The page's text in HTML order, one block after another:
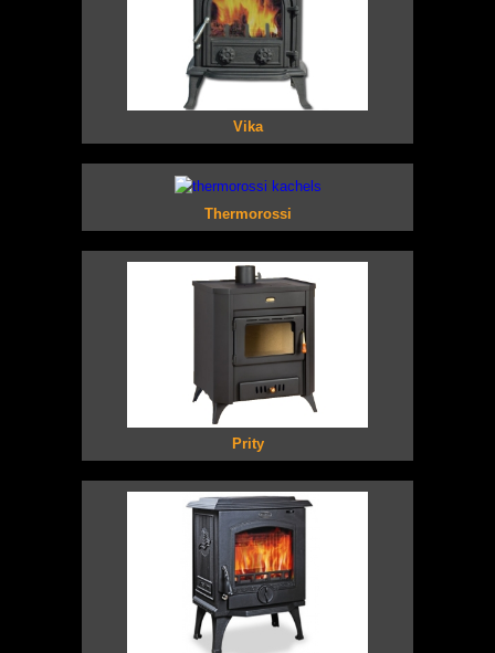
Vika
Thermorossi
Prity